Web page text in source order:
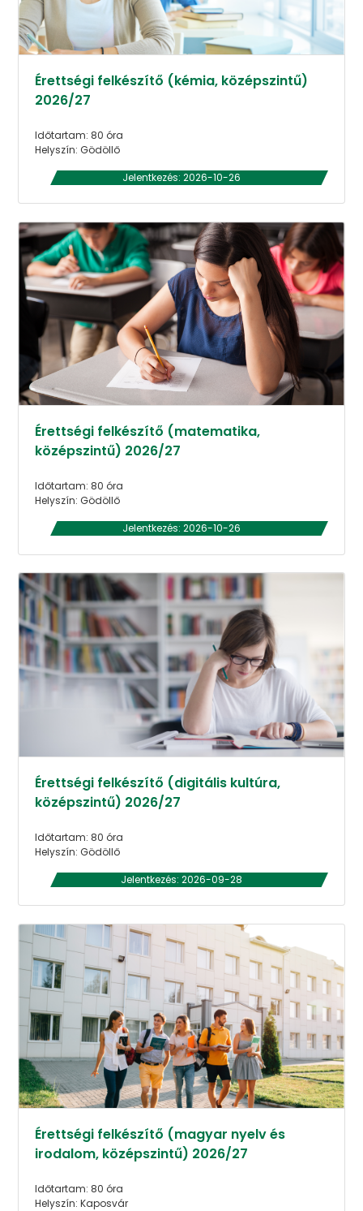
Érettségi felkészítő (kémia, középszintű)
2026/27
Időtartam: 80 óra
Helyszín: Gödöllő
Jelentkezés: 2026-10-26
Érettségi felkészítő (matematika,
középszintű) 2026/27
Időtartam: 80 óra
Helyszín: Gödöllő
Jelentkezés: 2026-10-26
Érettségi felkészítő (digitális kultúra,
középszintű) 2026/27
Időtartam: 80 óra
Helyszín: Gödöllő
Jelentkezés: 2026-09-28
Érettségi felkészítő (magyar nyelv és
irodalom, középszintű) 2026/27
Időtartam: 80 óra
Helyszín: Kaposvár